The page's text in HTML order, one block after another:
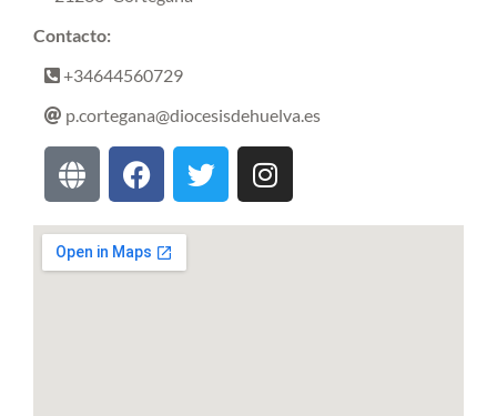
Contacto:
+34644560729
p.cortegana@diocesisdehuelva.es